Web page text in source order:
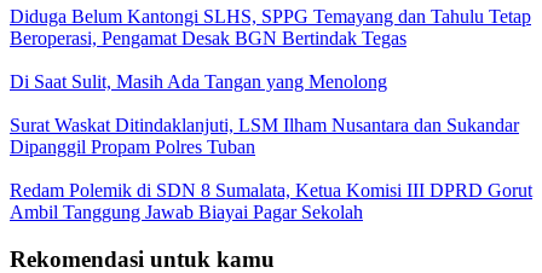
Diduga Belum Kantongi SLHS, SPPG Temayang dan Tahulu Tetap
Beroperasi, Pengamat Desak BGN Bertindak Tegas
Di Saat Sulit, Masih Ada Tangan yang Menolong
Surat Waskat Ditindaklanjuti, LSM Ilham Nusantara dan Sukandar
Dipanggil Propam Polres Tuban
Redam Polemik di SDN 8 Sumalata, Ketua Komisi III DPRD Gorut
Ambil Tanggung Jawab Biayai Pagar Sekolah
Rekomendasi untuk kamu